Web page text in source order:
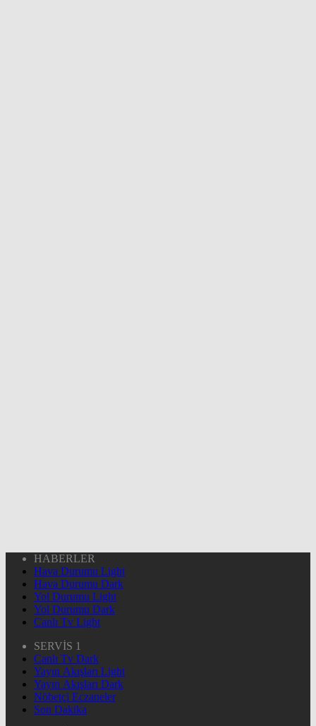
HABERLER
Hava Durumu Light
Hava Durumu Dark
Yol Durumu Light
Yol Durumu Dark
Canlı Tv Light
SERVİS 1
Canlı Tv Dark
Yayın Akışları Light
Yayın Akışları Dark
Nöbetçi Eczaneler
Son Dakika